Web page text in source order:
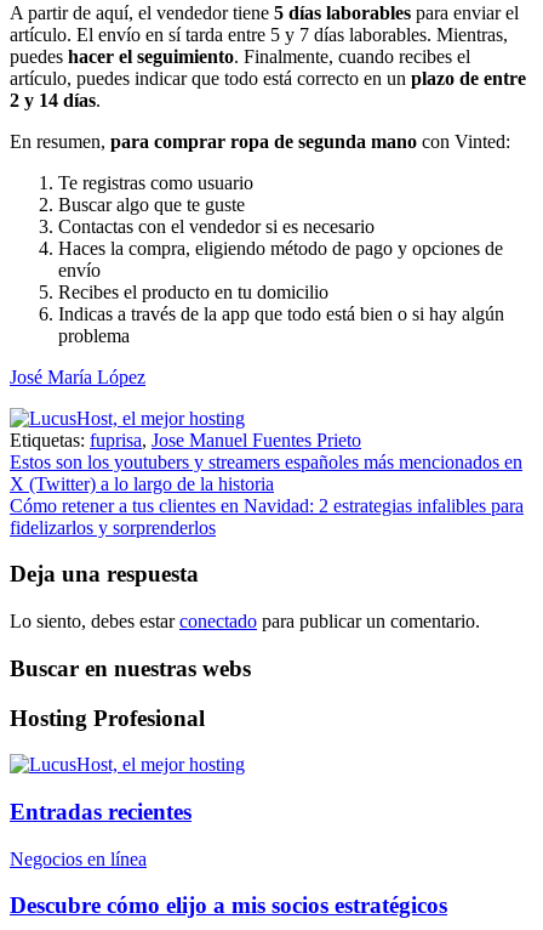
A partir de aquí, el vendedor tiene 5 días laborables para enviar el
artículo. El envío en sí tarda entre 5 y 7 días laborables. Mientras,
puedes hacer el seguimiento. Finalmente, cuando recibes el
artículo, puedes indicar que todo está correcto en un plazo de entre
2 y 14 días.
En resumen, para comprar ropa de segunda mano con Vinted:
Te registras como usuario
Buscar algo que te guste
Contactas con el vendedor si es necesario
Haces la compra, eligiendo método de pago y opciones de
envío
Recibes el producto en tu domicilio
Indicas a través de la app que todo está bien o si hay algún
problema
José María López
Etiquetas: fuprisa, Jose Manuel Fuentes Prieto
Navegación
de
entradas
Estos son los youtubers y streamers españoles más mencionados en
X (Twitter) a lo largo de la historia
Cómo retener a tus clientes en Navidad: 2 estrategias infalibles para
fidelizarlos y sorprenderlos
Deja una respuesta
Lo siento, debes estarconectado para publicar un comentario.
Buscar en nuestras webs
Hosting Profesional
Entradas recientes
Negocios en línea
Descubre cómo elijo a mis socios estratégicos